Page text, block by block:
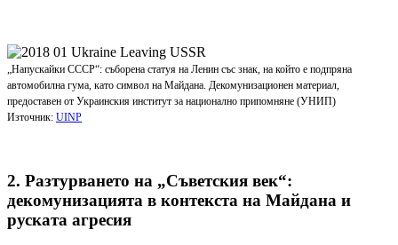
„Напускайки СССР“: съборена статуя на Ленин със знак, на който е подпряна
автомобилна гума, като символ на Майдана. Декомунизационен материал,
предоставен от Украинския институт за национално припомняне (УНИП)
Източник: UINP
2. Разтурването на „Съветския век“:
декомунизацията в контекста на Майдана и
руската агресия